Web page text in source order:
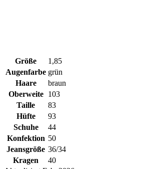
Größe
1,85
Augenfarbe grün
Haare
braun
Oberweite
103
Taille
83
Hüfte
93
Schuhe
44
Konfektion 50
Jeansgröße 36/34
Kragen
40